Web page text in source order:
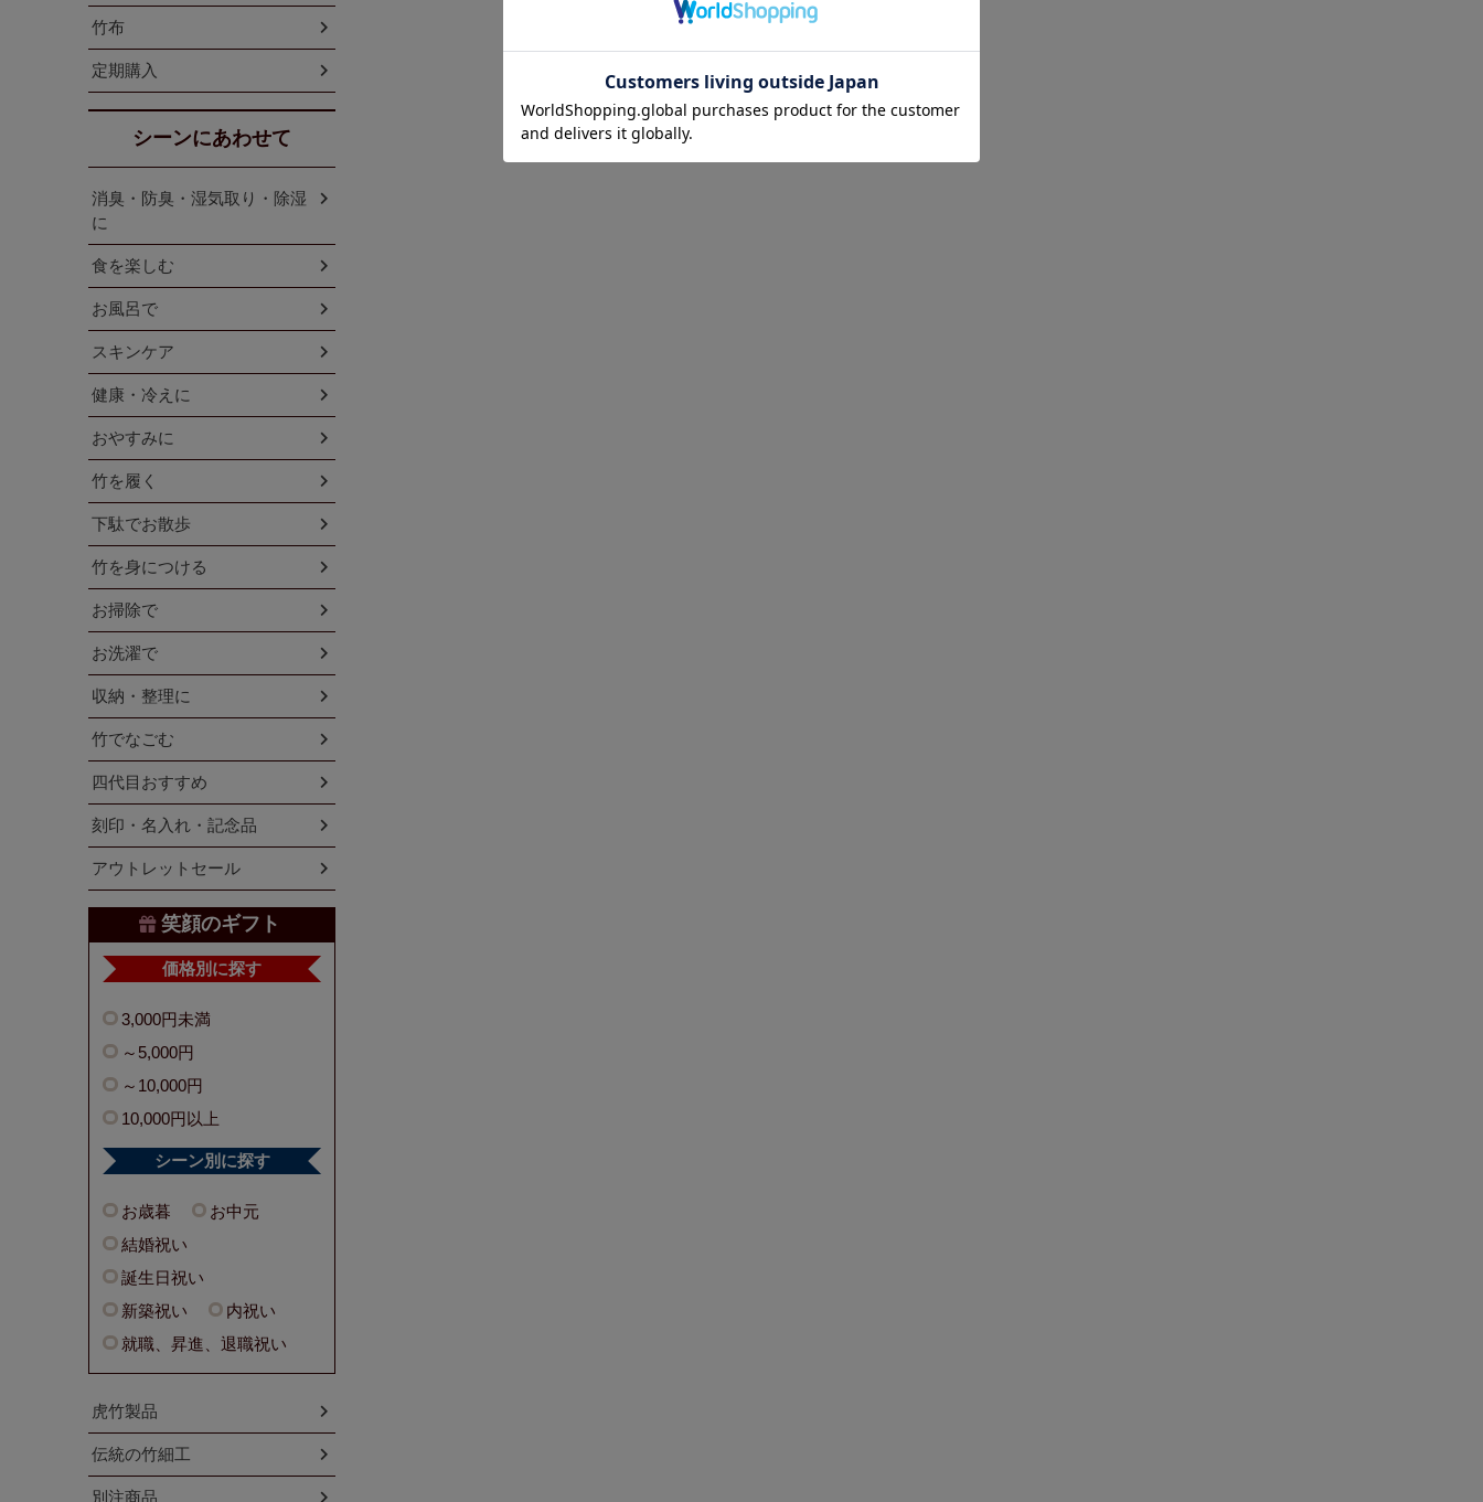
竹布
定期購入
シーンにあわせて
消臭・防臭・湿気取り・除湿
に
食を楽しむ
お風呂で
スキンケア
健康・冷えに
おやすみに
竹を履く
下駄でお散歩
竹を身につける
お掃除で
お洗濯で
収納・整理に
竹でなごむ
四代目おすすめ
刻印・名入れ・記念品
アウトレットセール
笑顔のギフト
価格別に探す
3,000円未満
～5,000円
～10,000円
10,000円以上
シーン別に探す
お歳暮
お中元
結婚祝い
誕生日祝い
新築祝い
内祝い
就職、昇進、退職祝い
虎竹製品
伝統の竹細工
別注商品